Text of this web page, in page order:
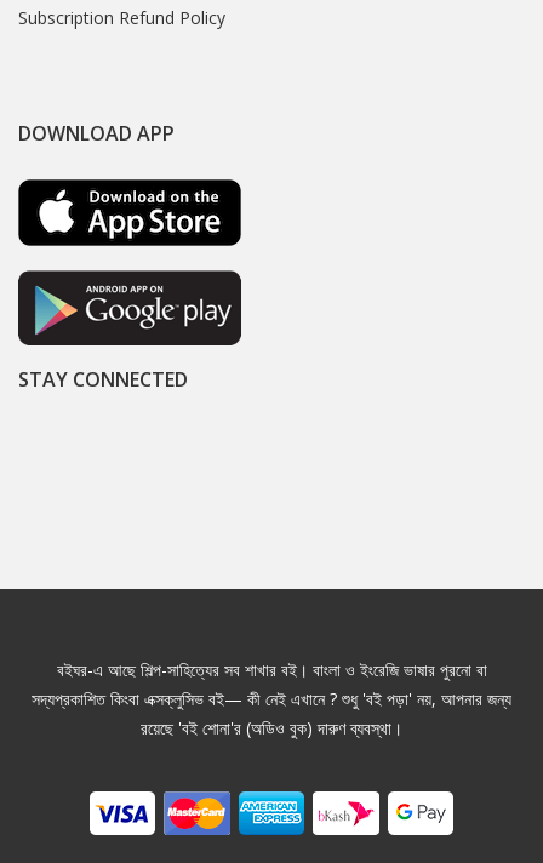
Subscription Refund Policy
DOWNLOAD APP
STAY CONNECTED
বইঘর-এ আছে শিল্প-সাহিত্যের সব শাখার বই। বাংলা ও ইংরেজি ভাষার পুরনো বা
সদ্যপ্রকাশিত কিংবা এক্সক্লুসিভ বই— কী নেই এখানে ? শুধু 'বই পড়া' নয়, আপনার জন্য
রয়েছে 'বই শোনা'র (অডিও বুক) দারুণ ব্যবস্থা।